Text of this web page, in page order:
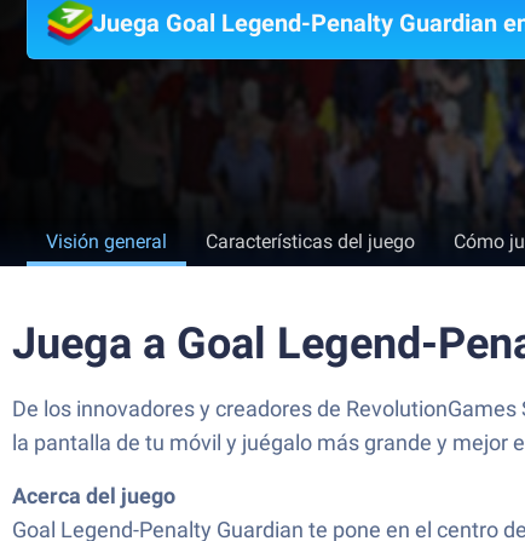
Juega Goal Legend-Penalty Guardian
Visión general Características del juego Cómo
Juega a Goal Legend-
De los innovadores y creadores de
la pantalla de tu móvil y juégalo más grande y mejor
Acerca del juego
Goal Legend-Penalty Guardian te pone en el centro